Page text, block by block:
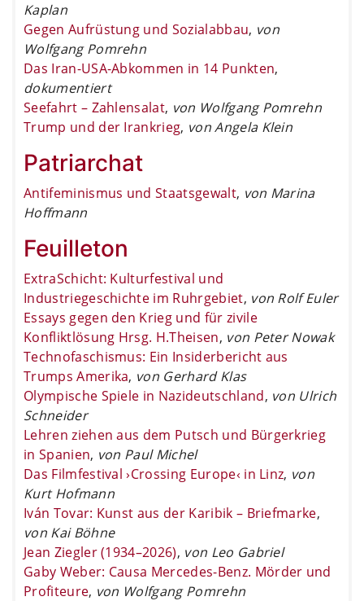
Kaplan
Gegen Aufrüstung und Sozialabbau, von
Wolfgang Pomrehn
Das Iran-USA-Abkommen in 14 Punkten,
dokumentiert
Seefahrt – Zahlensalat, von Wolfgang Pomrehn
Trump und der Irankrieg, von Angela Klein
Patriarchat
Antifeminismus und Staatsgewalt, von Marina
Hoffmann
Feuilleton
ExtraSchicht: Kulturfestival und
Industriegeschichte im Ruhrgebiet, von Rolf Euler
Essays gegen den Krieg und für zivile
Konfliktlösung Hrsg. H.Theisen, von Peter Nowak
Technofaschismus: Ein Insiderbericht aus
Trumps Amerika, von Gerhard Klas
Olympische Spiele in Nazideutschland, von Ulrich
Schneider
Lehren ziehen aus dem Putsch und Bürgerkrieg
in Spanien, von Paul Michel
Das Filmfestival ›Crossing Europe‹ in Linz, von
Kurt Hofmann
Iván Tovar: Kunst aus der Karibik – Briefmarke,
von Kai Böhne
Jean Ziegler (1934–2026), von Leo Gabriel
Gaby Weber: Causa Mercedes-Benz. Mörder und
Profiteure, von Wolfgang Pomrehn